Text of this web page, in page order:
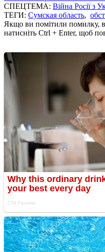
СПЕЦТЕМА: Війна Росії з
ТЕГИ: Сумская область,
Якщо ви помітили помилку,
натисніть Ctrl + Enter, щоб